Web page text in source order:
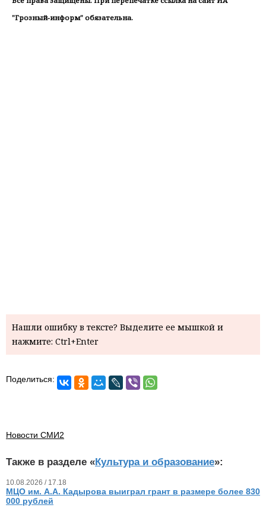
"Грозный-информ" обязательна.
Нашли ошибку в тексте? Выделите ее мышкой и
нажмите: Ctrl+Enter
Поделиться:
Новости СМИ2
Также в разделе «Культура и образование»:
10.08.2026 / 17.18
МЦО им. А.А. Кадырова выиграл грант в размере более 830
000 рублей